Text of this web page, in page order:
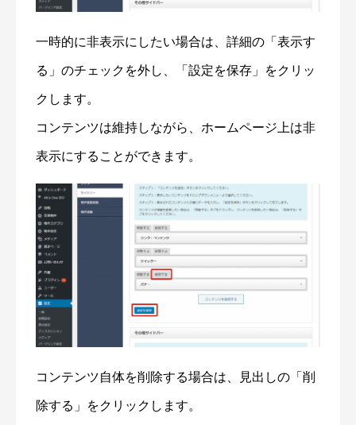
一時的に非表示にしたい場合は、詳細の「表示す
る」のチェックを外し、「設定を保存」をクリッ
クします。
コンテンツは維持しながら、ホームページ上は非
表示にすることができます。
コンテンツ自体を削除する場合は、見出しの「削
除する」をクリックします。